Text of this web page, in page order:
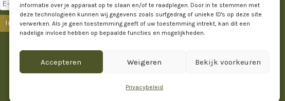
informatie over je apparaat op te slaan en/of te raadplegen. Door in te stemmen met
deze technologieën kunnen wij gegevens zoals surfgedrag of unieke ID's op deze site
verwerken. Als je geen toestemming geeft of uw toestemming intrekt, kan dit een
nadelige invloed hebben op bepaalde functies en mogelijkheden.
Accepteren Weigeren Bekijk voorkeuren
Privacybeleid